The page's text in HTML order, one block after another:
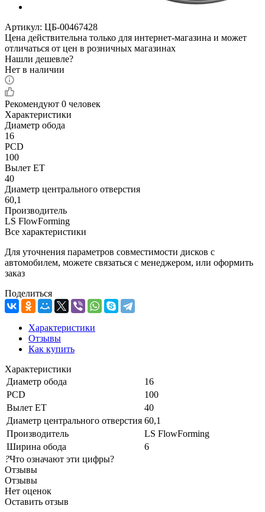
Артикул: ЦБ-00467428
Цена действительна только для интернет-магазина и может
отличаться от цен в розничных магазинах
Нашли дешевле?
Нет в наличии
Рекомендуют 0 человек
Характеристики
Диаметр обода
16
PCD
100
Вылет ET
40
Диаметр центрального отверстия
60,1
Производитель
LS FlowForming
Все характеристики
Для уточнения параметров совместимости дисков с
автомобилем, можете связаться с менеджером, или оформить
заказ
Поделиться
Характеристики
Отзывы
Как купить
Характеристики
Диаметр обода
16
PCD
100
Вылет ET
40
Диаметр центрального отверстия 60,1
Производитель
LS FlowForming
Ширина обода
6
?Что означают эти цифры?
Отзывы
Отзывы
Нет оценок
Оставить отзыв